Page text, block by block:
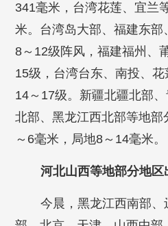
341毫米，台湾花莲、宜兰
米。台湾岛大部、福建东
8～12级阵风，福建福州、
15级，台湾台东、南投、
14～17级。新疆北疆北部
北部、黑龙江西北部等地
～6毫米，局地8～14毫米。
河北山西等地部分地区
今晨，黑龙江西南部